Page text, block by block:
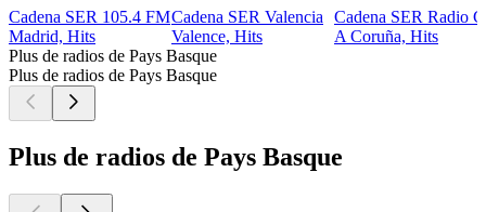
Cadena SER 105.4 FM
Madrid, Hits
Cadena SER Valencia
Valence, Hits
Cadena SER Radio
A Coruña, Hits
Plus de radios de Pays Basque
Plus de radios de Pays Basque
Plus de radios de Pays Basque